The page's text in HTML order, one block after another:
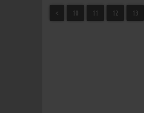
< 10 11 12 13